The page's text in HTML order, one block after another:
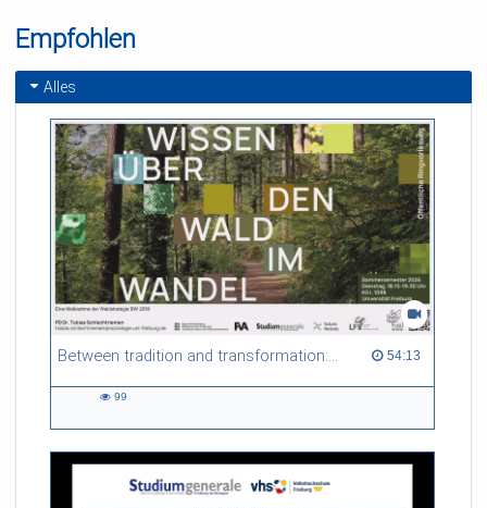
Empfohlen
Alles
Between tradition and transformation: how owners, advisers and institutions co-create knowledge for resilient forests in Europe 54:13
54:13 duration
99